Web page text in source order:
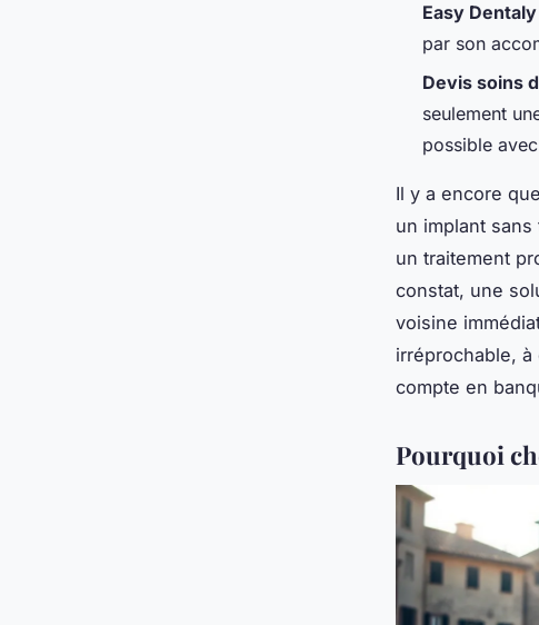
Easy Dentaly
par son
Devis soins
seulement
possible
Il y a encore
un implant
un traitement
constat, une
voisine
irréprochable,
compte en
Pourquoi